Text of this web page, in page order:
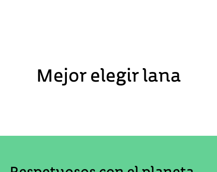
Mejor elegir lana